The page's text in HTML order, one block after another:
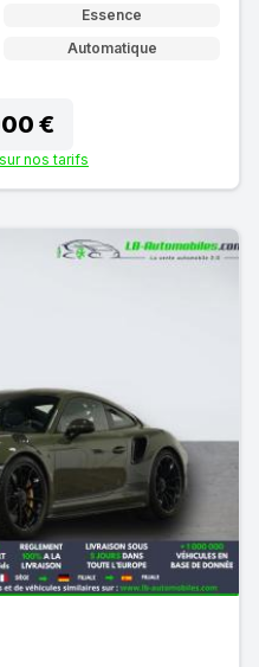
Essence
Automatique
€
nos tarifs